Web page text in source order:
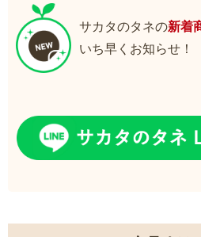
サカタのタネの新着
いち早くお知らせ！